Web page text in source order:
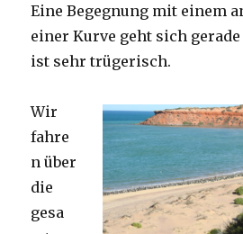
Eine Begegnung mit einem
einer Kurve geht sich gerade
ist sehr trügerisch.
Wir
fahre
n über
die
gesa